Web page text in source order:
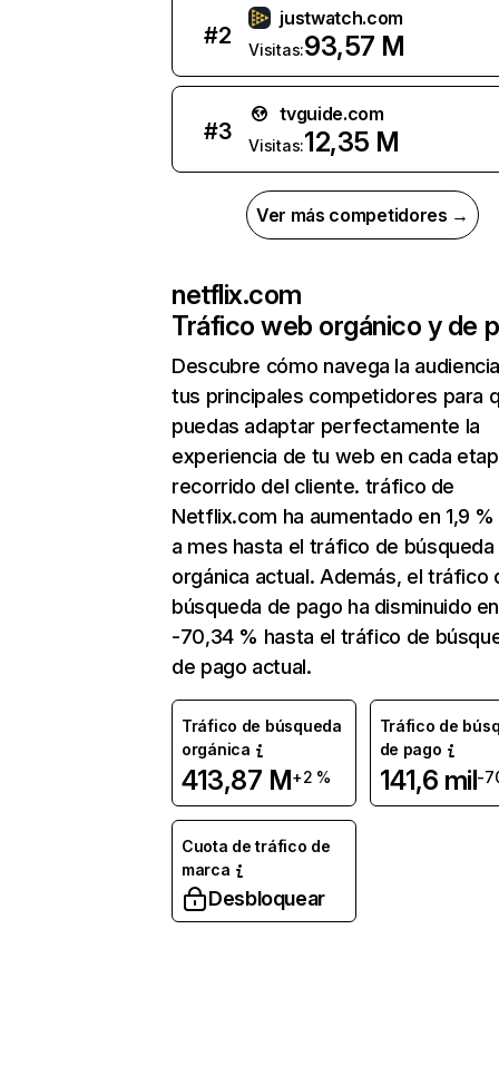
#2
justwatch.com
Visitas:93,57 M
#3
tvguide.com
Visitas:12,35 M
Ver más competidores →
netflix.com
Tráfico web orgánico y de
Descubre cómo navega la
tus principales competidores para
puedas adaptar perfectamente la
experiencia de tu web en cada
recorrido del cliente. tráfico de
Netflix.com ha aumentado en 1,9
a mes hasta el tráfico de búsqueda
orgánica actual. Además, el tráfico
búsqueda de pago ha disminuido en
-70,34 % hasta el tráfico de
de pago actual.
Tráfico de búsqueda
orgánica
413,87 M+2 %
Tráfico de
de pago
141,6 mil-
Cuota de tráfico de
marca
Desbloquear